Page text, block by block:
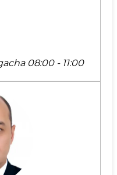
08:00 - 11:00